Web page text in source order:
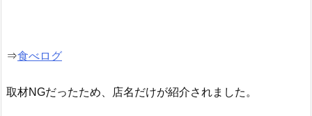
⇒食べログ
取材NGだったため、店名だけが紹介されました。